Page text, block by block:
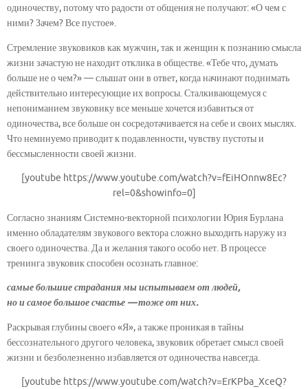
одиночеству, потому что радости от общения не получают: «О чем с
ними? Зачем? Все пустое».
Стремление звуковиков как мужчин, так и женщин к познанию смысла
жизни зачастую не находит отклика в обществе. «Тебе что, думать
больше не о чем?» — слышат они в ответ, когда начинают поднимать
действительно интересующие их вопросы. Сталкивающемуся с
непониманием звуковику все меньше хочется избавиться от
одиночества, все больше он сосредотачивается на себе и своих мыслях.
Что неминуемо приводит к подавленности, чувству пустоты и
бессмысленности своей жизни.
[youtube https://www.youtube.com/watch?v=fEiHOnnw8Ec?
rel=0&showinfo=0]
Согласно знаниям Системно-векторной психологии Юрия Бурлана
именно обладателям звукового вектора сложно выходить наружу из
своего одиночества. Да и желания такого особо нет. В процессе
тренинга звуковик способен осознать главное:
самые большие страдания мы испытываем от людей,
но и самое большое счастье — тоже от них.
Раскрывая глубины своего «Я», а также проникая в тайны
бессознательного другого человека, звуковик обретает смысл своей
жизни и безболезненно избавляется от одиночества навсегда.
[youtube https://www.youtube.com/watch?v=ErKPba_XceQ?